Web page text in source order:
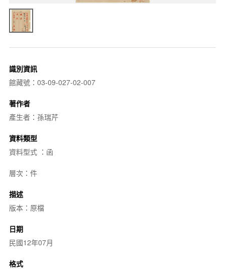
識別資訊
館藏號：03-09-027-02-007
著作者
產生者：孫瑞芹
資料類型
資料型式 ：函
層次：件
描述
版本：原檔
日期
民國12年07月
格式